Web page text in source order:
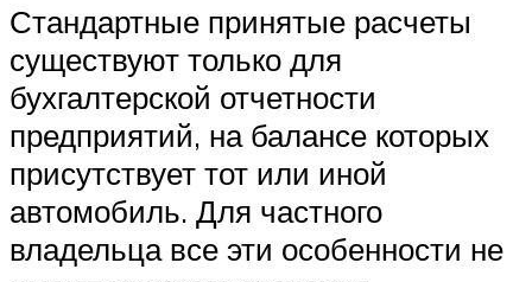
Стандартные принятые расчеты
существуют только для
бухгалтерской отчетности
предприятий, на балансе которых
присутствует тот или иной
автомобиль. Для частного
владельца все эти особенности не